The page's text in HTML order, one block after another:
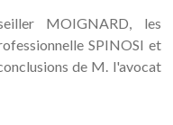
MOIGNARD, les
SPINOSI et
de M. l'avocat